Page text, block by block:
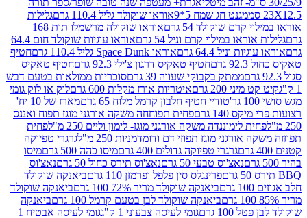
אגרת+ מעטפה שנה טובה שופר/ספר תורה
מגנט חג שמח 5*9
אוראו שוקולד גליל 110.4 גרם
גלילות
קרם שוקולד 54 גרם
אוראו שוקולה מרשמלו תות 168
במילוי קרם וניל 54 גרם
אוראו עוגיות שוקולד חום 64.4
וניל 64.4 גרם
אוראו Space Dunk גליל 110.4 גרם
חטיף
חטיף טאקיס דרגון צ'ילי 92.3 גרם
חטיף טאקיס
ממתק בקבוקי שעווה 39 גרם
סוכריות ממולאות בטעם דבש
200 גרם
איטריות אורז מקלות 600 גרם
לוק או לוק גומי
טודיי חטיף חלבון קרמל מלוח 65 גרם
מארז של 10 יח'
140 גרם
פחית תפוחחה משקה אורגני מוגז תפוח ואננס
לימוננדה משקה אורגני מוגז- לימון וליים 250 מ"ל
פחית
מוגז תפוזי דם ודומדמניות 250 מ"ל
גרגרי טפיוקה
גרגרי טפיוקה גדולים 400 גרם
מיסו כהה 500 גרם
מיסו
נאצ'וס טבעי 50 גרם
נאצ'וס תירס כחול 50 גרם
נאצ'וס
פרינגלס סין פלפל ופרמזן 110 גרם
ביאנקה שוקולד
ביאנקה שוקולד מריר 72% 100 גרם
ביאנקה שוקולד
ביאנקה שוקולד לבן בטעם קרמל 100 גרם
ביאנקה
גרם
גומי לעיסה צבעוני 1 ק"ג גומי לעיסה אבטיח 1